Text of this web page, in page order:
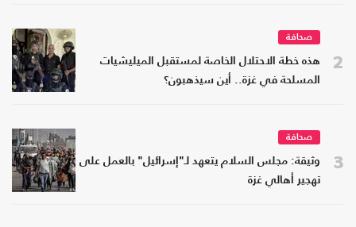
2
صحافة
هذه خطة الاحتلال الخاصة لمستقبل الميليشيات
المسلحة في غزة.. أين سيذهبون؟
3
صحافة
وثيقة: مجلس السلام يتعهد لـ"إسرائيل" بالعمل على
تهجير أهالي غزة